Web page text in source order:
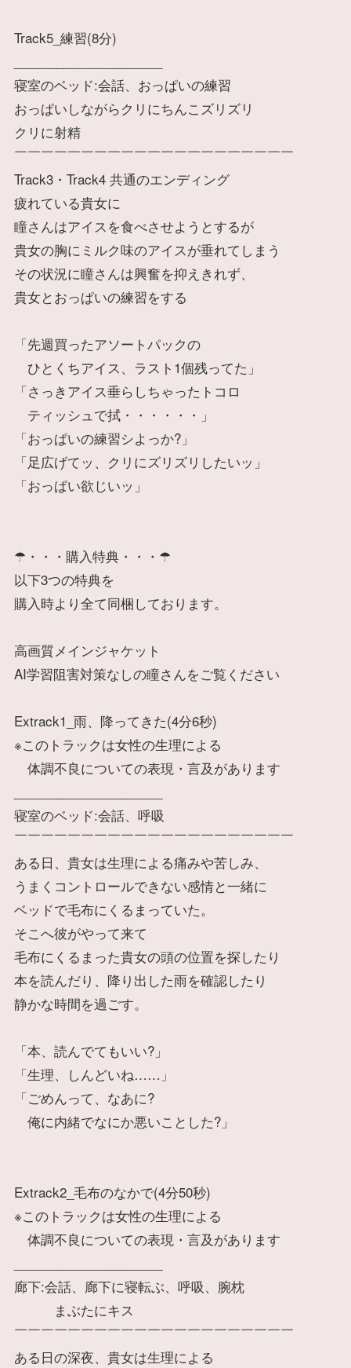
Track5_練習(8分)
寝室のベッド:会話、おっぱいの練習
おっぱいしながらクリにちんこズリズリ
クリに射精
￣￣￣￣￣￣￣￣￣￣￣￣￣￣￣￣￣￣￣￣￣
Track3・Track4 共通のエンディング
疲れている貴女に
瞳さんはアイスを食べさせようとするが
貴女の胸にミルク味のアイスが垂れてしまう
その状況に瞳さんは興奮を抑えきれず、
貴女とおっぱいの練習をする
「先週買ったアソートパックの
ひとくちアイス、ラスト1個残ってた」
「さっきアイス垂らしちゃったトコロ
ティッシュで拭・・・・・・」
「おっぱいの練習シよっか?」
「足広げてッ、クリにズリズリしたいッ」
「おっぱい欲じいッ」
☂・・・購入特典・・・☂
以下3つの特典を
購入時より全て同梱しております。
高画質メインジャケット
AI学習阻害対策なしの瞳さんをご覧ください
Extrack1_雨、降ってきた(4分6秒)
※このトラックは女性の生理による
体調不良についての表現・言及があります
寝室のベッド:会話、呼吸
￣￣￣￣￣￣￣￣￣￣￣￣￣￣￣￣￣￣￣￣￣
ある日、貴女は生理による痛みや苦しみ、
うまくコントロールできない感情と一緒に
ベッドで毛布にくるまっていた。
そこへ彼がやって来て
毛布にくるまった貴女の頭の位置を探したり
本を読んだり、降り出した雨を確認したり
静かな時間を過ごす。
「本、読んでてもいい?」
「生理、しんどいね……」
「ごめんって、なあに?
俺に内緒でなにか悪いことした?」
Extrack2_毛布のなかで(4分50秒)
※このトラックは女性の生理による
体調不良についての表現・言及があります
廊下:会話、廊下に寝転ぶ、呼吸、腕枕
まぶたにキス
￣￣￣￣￣￣￣￣￣￣￣￣￣￣￣￣￣￣￣￣￣
ある日の深夜、貴女は生理による